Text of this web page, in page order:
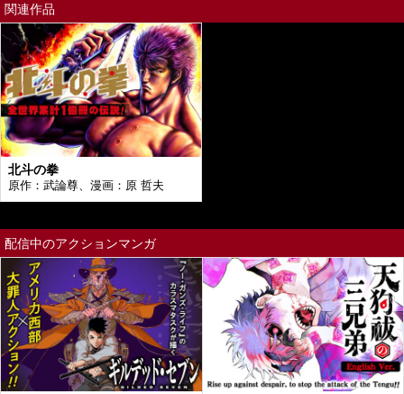
関連作品
北斗の拳
原作：武論尊、漫画：原 哲夫
配信中のアクションマンガ